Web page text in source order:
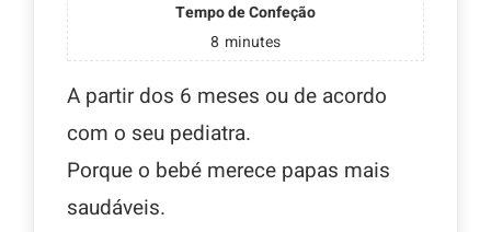
Tempo de Confeção
8 minutes
A partir dos 6 meses ou de acordo
com o seu pediatra.
Porque o bebé merece papas mais
saudáveis.